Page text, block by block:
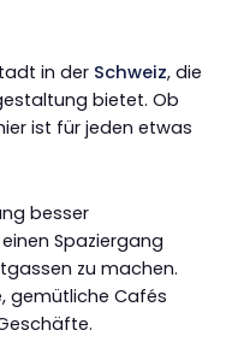
in der Schweiz, die
bietet. Ob
ist für jeden etwas
besser
Spaziergang
zu machen.
gemütliche Cafés